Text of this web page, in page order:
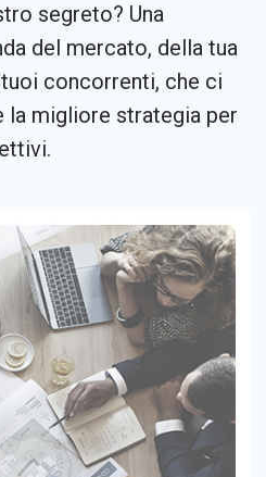
segreto? Una
del mercato, della tua
concorrenti, che ci
la migliore strategia per